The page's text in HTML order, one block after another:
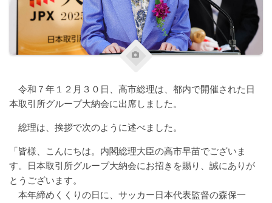
令和７年１２月３０日、高市総理は、都内で開催された日
本取引所グループ大納会に出席しました。
総理は、挨拶で次のように述べました。
「皆様、こんにちは。内閣総理大臣の高市早苗でございま
す。日本取引所グループ大納会にお招きを賜り、誠にありが
とうございます。
本年締めくくりの日に、サッカー日本代表監督の森保一